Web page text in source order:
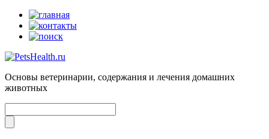
Основы ветеринарии, содержания и лечения домашних
животных